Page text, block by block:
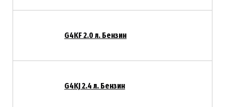
G4KF 2.0 л. Бензин
G4KJ 2.4 л. Бензин